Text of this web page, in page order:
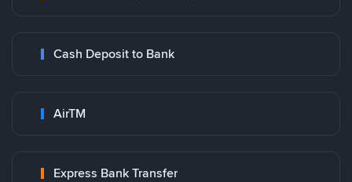
Cash Deposit to Bank
AirTM
Express Bank Transfer